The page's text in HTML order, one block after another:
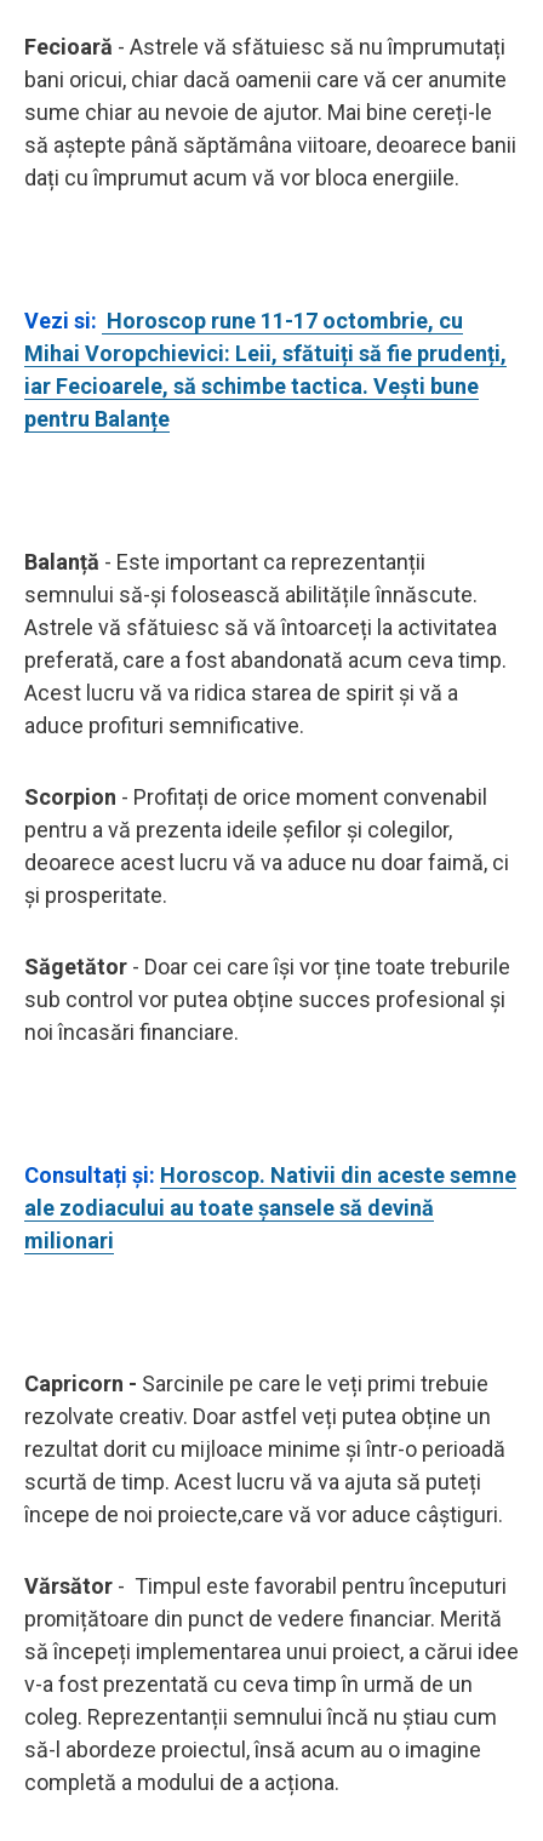
Fecioară - Astrele vă sfătuiesc să nu împrumutați
bani oricui, chiar dacă oamenii care vă cer anumite
sume chiar au nevoie de ajutor. Mai bine cereți-le
să aștepte până săptămâna viitoare, deoarece banii
dați cu împrumut acum vă vor bloca energiile.
Vezi si: Horoscop rune 11-17 octombrie, cu
Mihai Voropchievici: Leii, sfătuiți să fie prudenți,
iar Fecioarele, să schimbe tactica. Vești bune
pentru Balanțe
Balanță - Este important ca reprezentanții
semnului să-și folosească abilitățile înnăscute.
Astrele vă sfătuiesc să vă întoarceți la activitatea
preferată, care a fost abandonată acum ceva timp.
Acest lucru vă va ridica starea de spirit și vă a
aduce profituri semnificative.
Scorpion - Profitați de orice moment convenabil
pentru a vă prezenta ideile șefilor și colegilor,
deoarece acest lucru vă va aduce nu doar faimă, ci
și prosperitate.
Săgetător - Doar cei care își vor ține toate treburile
sub control vor putea obține succes profesional și
noi încasări financiare.
Consultați și: Horoscop. Nativii din aceste semne
ale zodiacului au toate șansele să devină
milionari
Capricorn - Sarcinile pe care le veți primi trebuie
rezolvate creativ. Doar astfel veți putea obține un
rezultat dorit cu mijloace minime și într-o perioadă
scurtă de timp. Acest lucru vă va ajuta să puteți
începe de noi proiecte,care vă vor aduce câștiguri.
Vărsător - Timpul este favorabil pentru începuturi
promițătoare din punct de vedere financiar. Merită
să începeți implementarea unui proiect, a cărui idee
v-a fost prezentată cu ceva timp în urmă de un
coleg. Reprezentanții semnului încă nu știau cum
să-l abordeze proiectul, însă acum au o imagine
completă a modului de a acționa.